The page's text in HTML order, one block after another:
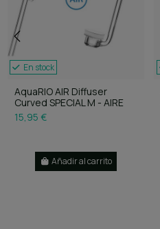
En stock
AquaRIO AIR Diffuser
Curved SPECIAL M - AIRE
15,95 €
Añadir al carrito